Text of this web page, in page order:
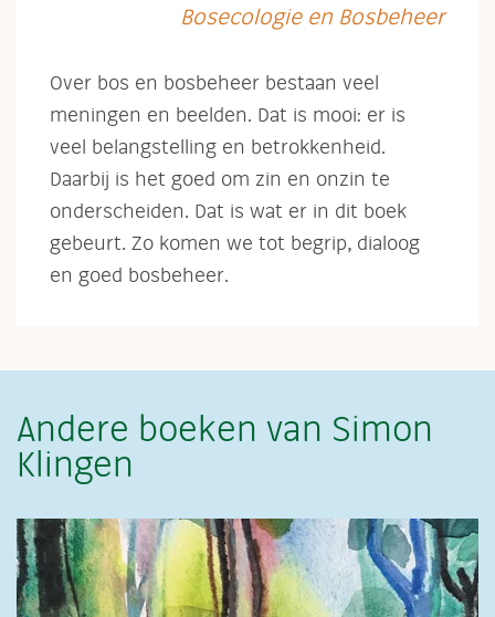
Bosecologie en Bosbeheer
Over bos en bosbeheer bestaan veel
meningen en beelden. Dat is mooi: er is
veel belangstelling en betrokkenheid.
Daarbij is het goed om zin en onzin te
onderscheiden. Dat is wat er in dit boek
gebeurt. Zo komen we tot begrip, dialoog
en goed bosbeheer.
Andere boeken van Simon
Klingen